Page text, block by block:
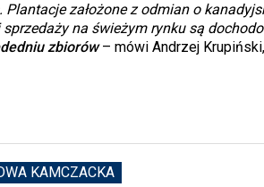
założone z odmian o
na świeżym rynku są
zbiorów– mówi Andrzej
KAMCZACKA